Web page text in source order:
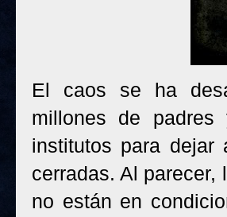
El caos se ha
millones de
institutos para
cerradas. Al parecer,
no están en